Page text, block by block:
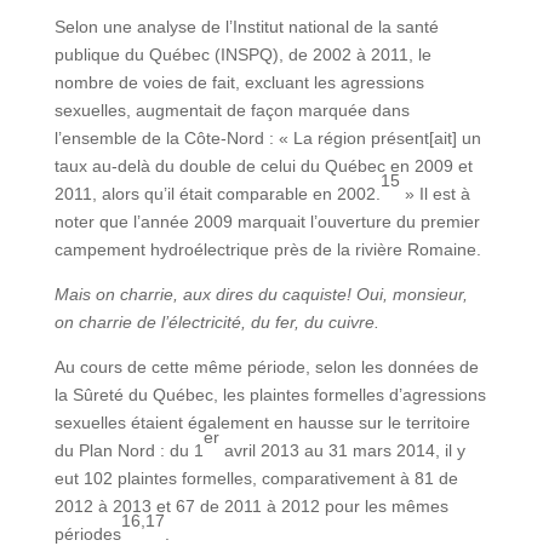
Selon une analyse de l’Institut national de la santé
publique du Québec (INSPQ), de 2002 à 2011, le
nombre de voies de fait, excluant les agressions
sexuelles, augmentait de façon marquée dans
l’ensemble de la Côte-Nord : « La région présent[ait] un
taux au-delà du double de celui du Québec en 2009 et
2011, alors qu’il était comparable en 2002.
15
» Il est à
noter que l’année 2009 marquait l’ouverture du premier
campement hydroélectrique près de la rivière Romaine.
Mais on charrie, aux dires du caquiste! Oui, monsieur,
on charrie de l’électricité, du fer, du cuivre.
Au cours de cette même période, selon les données de
la Sûreté du Québec, les plaintes formelles d’agressions
sexuelles étaient également en hausse sur le territoire
du Plan Nord : du 1
er
avril 2013 au 31 mars 2014, il y
eut 102 plaintes formelles, comparativement à 81 de
2012 à 2013 et 67 de 2011 à 2012 pour les mêmes
périodes
16,17
.